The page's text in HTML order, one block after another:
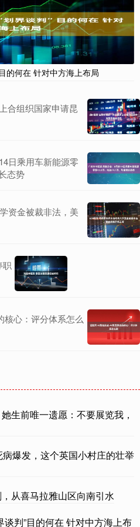
的何在 针对中方海上布局
合组织国家申请昆
日乘用车新能源零
态势
资金被裁非法，美
职
核心：评分体系怎么
生前唯一遗愿：不要展览我，
爆发，这个英国小村庄的壮举
从喜马拉雅山区向南引水
谈判”目的何在 针对中方海上布